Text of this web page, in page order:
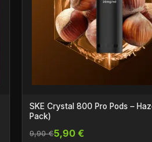
SKE Crystal 800 Pro Pods –
Pack)
9,90 €5,90 €